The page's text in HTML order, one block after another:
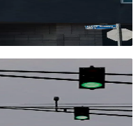
zo koppel je